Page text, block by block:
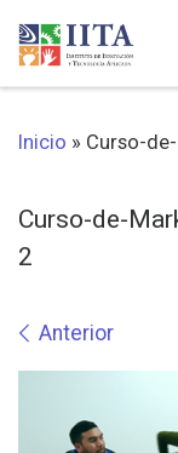
Saltar al
Inicio » Curso-
Curso-de-
2
Navegación de
Anterior